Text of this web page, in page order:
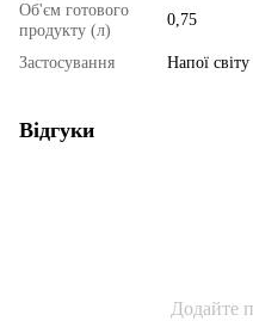
Об'єм готового
продукту (л)
0,75
Застосування Напої світу
Відгуки
Додайте